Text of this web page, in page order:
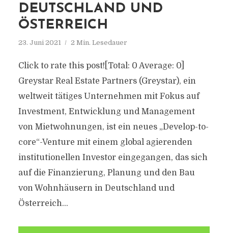
DEUTSCHLAND UND
ÖSTERREICH
23. Juni 2021 2 Min. Lesedauer
Click to rate this post![Total: 0 Average: 0]
Greystar Real Estate Partners (Greystar), ein
weltweit tätiges Unternehmen mit Fokus auf
Investment, Entwicklung und Management
von Mietwohnungen, ist ein neues „Develop-to-
core“-Venture mit einem global agierenden
institutionellen Investor eingegangen, das sich
auf die Finanzierung, Planung und den Bau
von Wohnhäusern in Deutschland und
Österreich...